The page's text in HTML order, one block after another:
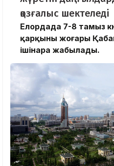
қозғалыс шектеледі
Елордада 7-8 тамыз
қарқыны жоғары
ішінара жабылады.